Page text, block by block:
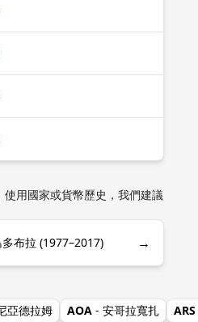
用國家或貨幣歷史，我們建議
布拉 (1977–2017) →
亞德拉姆 AOA - 安哥拉寬扎 ARS